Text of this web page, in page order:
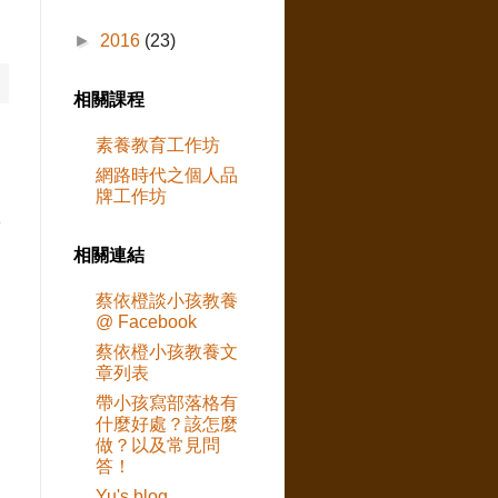
► 2016 (23)
相關課程
素養教育工作坊
網路時代之個人品
牌工作坊
相關連結
蔡依橙談小孩教養
@ Facebook
蔡依橙小孩教養文
章列表
帶小孩寫部落格有
什麼好處？該怎麼
做？以及常見問
答！